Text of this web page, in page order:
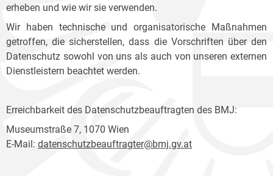
erheben und wie wir sie verwenden.
Wir haben technische und organisatorische Maßnahmen
getroffen, die sicherstellen, dass die Vorschriften über den
Datenschutz sowohl von uns als auch von unseren externen
Dienstleistern beachtet werden.
Erreichbarkeit des Datenschutzbeauftragten des BMJ:
Museumstraße 7, 1070 Wien
E-Mail: datenschutzbeauftragter@bmj.gv.at